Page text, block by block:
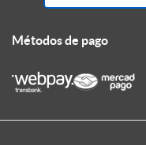
Métodos de pago